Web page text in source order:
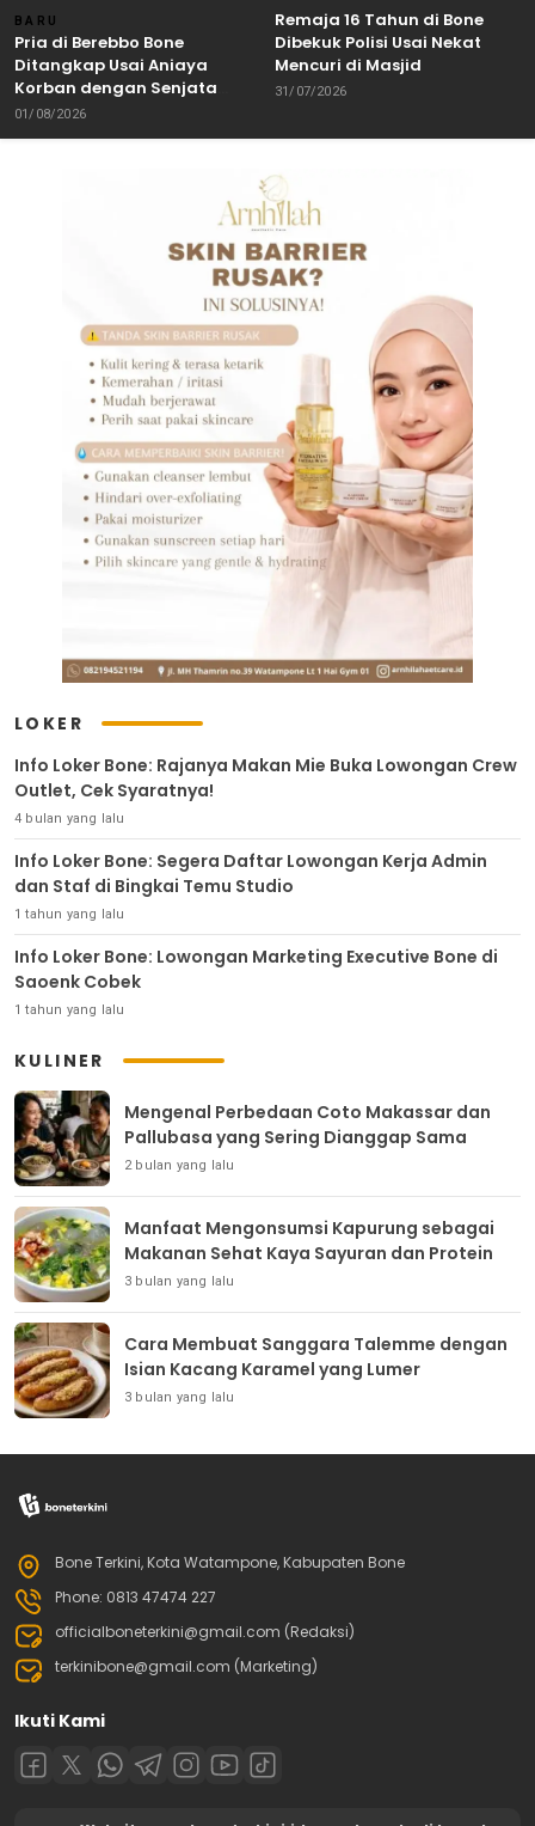
BARU
Pria di Berebbo Bone
Ditangkap Usai Aniaya
Korban dengan Senjata
Tajam
01/08/2026
Remaja 16 Tahun di Bone
Dibekuk Polisi Usai Nekat
Mencuri di Masjid
31/07/2026
LOKER
Info Loker Bone: Rajanya Makan Mie Buka Lowongan Crew
Outlet, Cek Syaratnya!
4 bulan yang lalu
Info Loker Bone: Segera Daftar Lowongan Kerja Admin
dan Staf di Bingkai Temu Studio
1 tahun yang lalu
Info Loker Bone: Lowongan Marketing Executive Bone di
Saoenk Cobek
1 tahun yang lalu
KULINER
Mengenal Perbedaan Coto Makassar dan
Pallubasa yang Sering Dianggap Sama
2 bulan yang lalu
Manfaat Mengonsumsi Kapurung sebagai
Makanan Sehat Kaya Sayuran dan Protein
3 bulan yang lalu
Cara Membuat Sanggara Talemme dengan
Isian Kacang Karamel yang Lumer
3 bulan yang lalu
Bone Terkini, Kota Watampone, Kabupaten Bone
Phone: 0813 47474 227
officialboneterkini@gmail.com (Redaksi)
terkinibone@gmail.com (Marketing)
Ikuti Kami